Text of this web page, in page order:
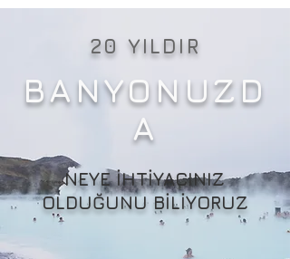
20 YILDIR
BANYONUZD
A
NEYE İHTİYACINIZ
OLDUĞUNU BİLİYORUZ